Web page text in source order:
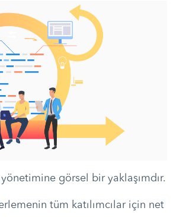
görsel bir yaklaşımdır.
tüm katılımcılar için net